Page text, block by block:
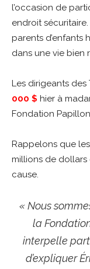
l’occasion de
endroit
parents d’enfants
dans une vie bien
Les dirigeants
000 $ hier à
Fondation
Rappelons que
millions de dollars
cause.
« Nous
la
interpelle
d’expliquer